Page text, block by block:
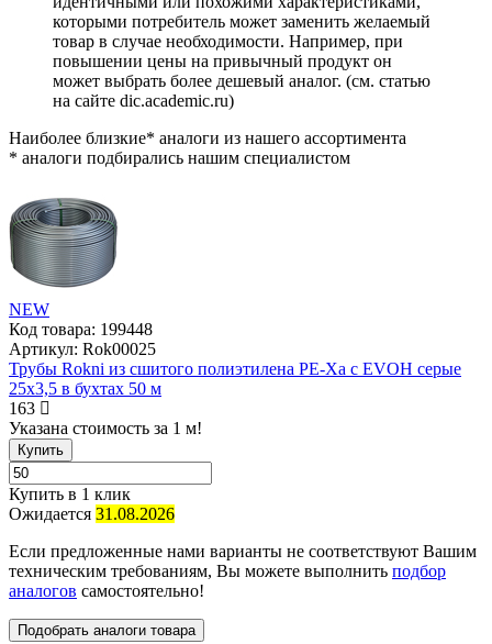
которыми потребитель может заменить желаемый
товар в случае необходимости. Например, при
повышении цены на привычный продукт он
может выбрать более дешевый аналог. (см. статью
на сайте dic.academic.ru)
Наиболее близкие* аналоги из нашего ассортимента
* аналоги подбирались нашим специалистом
NEW
Код товара: 199448
Артикул: Rok00025
Трубы Rokni из сшитого полиэтилена PE-Xa c EVOH серые
25х3,5 в бухтах 50 м
163
Указана стоимость за 1 м!
Купить
Купить в 1 клик
Ожидается 31.08.2026
Если предложенные нами варианты не соответствуют Вашим
техническим требованиям, Вы можете выполнить подбор
аналогов самостоятельно!
Подобрать аналоги товара